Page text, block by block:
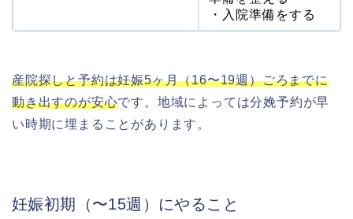
・入院準備をする
産院探しと予約は妊娠5ヶ月（16〜19週）ごろまでに
動き出すのが安心です。地域によっては分娩予約が早
い時期に埋まることがあります。
妊娠初期（〜15週）にやること